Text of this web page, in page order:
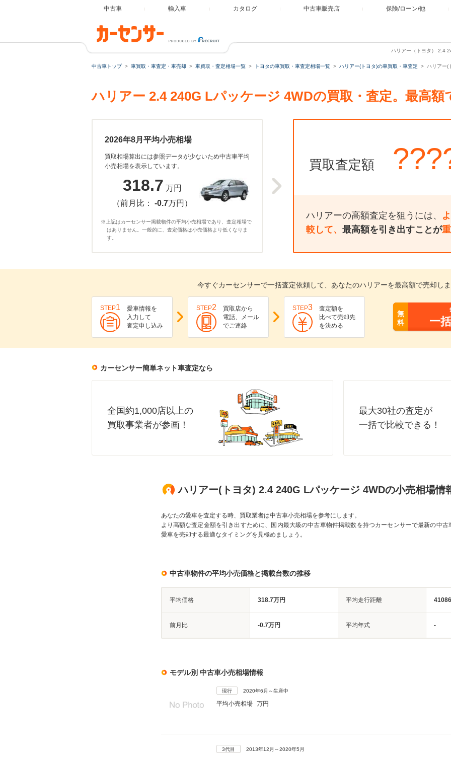
中古車 輸入車 カタログ 中古車販売店 保険/ローン/他
ハリアー（トヨタ） 2.4
中古車トップ 車買取・車査定・車売却 車買取・査定相場一覧 トヨタの車買取・車査定相場一覧 ハリアー(トヨタ)の車買取・車査定 ハリアー(
ハリアー 2.4 240G Lパッケージ 4WDの買取・査定。最高額
2026年8月平均小売相場
買取相場算出には参照データが少ないため中古車平均
小売相場を表示しています。
318.7 万円
（前月比： -0.7万円）
※上記はカーセンサー掲載物件の平均小売相場であり、査定相場で
はありません。一般的に、査定価格は小売価格より低くなりま
す。
買取査定額
ハリアーの高額査定を狙うには、
較して、 最高額を引き出すことが
今すぐカーセンサーで一括査定依頼して、あなたのハリアーを最高額で売却しま
STEP1
愛車情報を
入力して
査定申し込み
STEP2
買取店から
電話、メール
でご連絡
STEP3
査定額を
比べて売却先
を決める
無
料
一
カーセンサー簡単ネット車査定なら
全国約1,000店以上の
買取事業者が参画！
最大30社の査定が
一括で比較できる！
ハリアー(トヨタ) 2.4 240G Lパッケージ 4WDの小売相場情
あなたの愛車を査定する時、買取業者は中古車小売相場を参考にします。
より高額な査定金額を引き出すために、国内最大級の中古車物件掲載数を持つカーセンサーで最新の中古
愛車を売却する最適なタイミングを見極めましょう。
中古車物件の平均小売価格と掲載台数の推移
平均価格 318.7万円 平均走行距離
前月比 -0.7万円 平均年式 -
モデル別 中古車小売相場情報
現行 2020年6月～生産中
平均小売相場 万円
3代目 2013年12月～2020年5月